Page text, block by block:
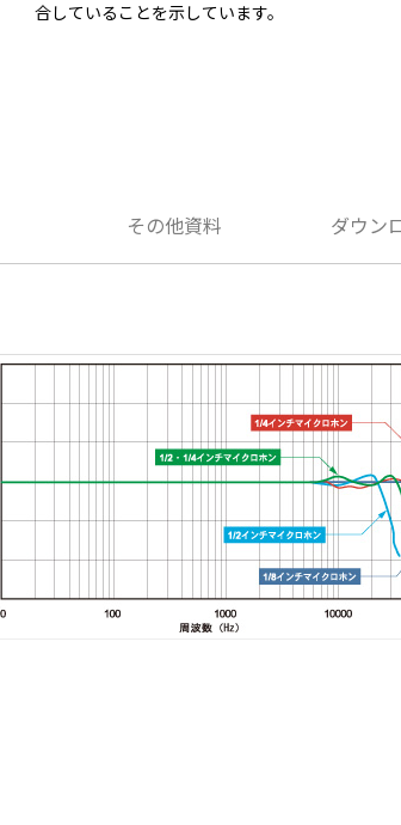
合していることを示しています。
その他資料 ダウン